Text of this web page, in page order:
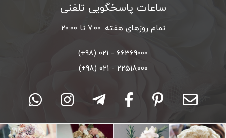
ساعات پاسخگویی تلفنی
تمام روزهای هفته: ۷:۰۰ تا ۲۰:۰۰
66369000 - 021 (98+)
22518000 - 021 (98+)